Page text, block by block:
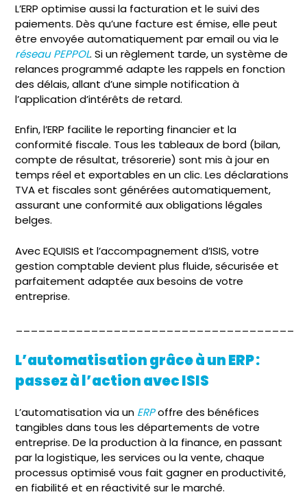
L’ERP optimise aussi la facturation et le suivi des
paiements. Dès qu’une facture est émise, elle peut
être envoyée automatiquement par email ou via le
réseau PEPPOL. Si un règlement tarde, un système de
relances programmé adapte les rappels en fonction
des délais, allant d’une simple notification à
l’application d’intérêts de retard.
Enfin, l’ERP facilite le reporting financier et la
conformité fiscale. Tous les tableaux de bord (bilan,
compte de résultat, trésorerie) sont mis à jour en
temps réel et exportables en un clic. Les déclarations
TVA et fiscales sont générées automatiquement,
assurant une conformité aux obligations légales
belges.
Avec EQUISIS et l’accompagnement d’ISIS, votre
gestion comptable devient plus fluide, sécurisée et
parfaitement adaptée aux besoins de votre
entreprise.
L’automatisation grâce à un ERP :
passez à l’action avec ISIS
L’automatisation via un ERPoffre des bénéfices
tangibles dans tous les départements de votre
entreprise. De la production à la finance, en passant
par la logistique, les services ou la vente, chaque
processus optimisé vous fait gagner en productivité,
en fiabilité et en réactivité sur le marché.